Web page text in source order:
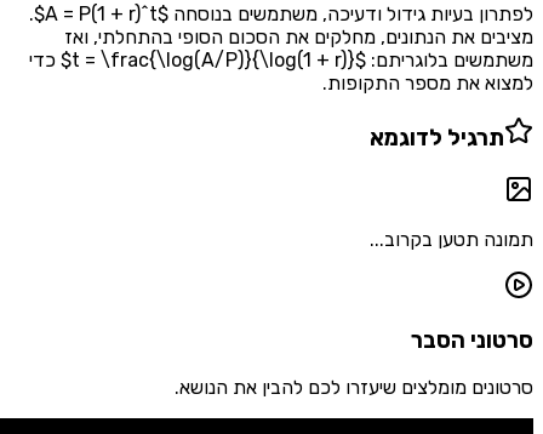
לפתרון בעיות גידול ודעיכה, משתמשים בנוסחה $A = P(1 + r)^t$.
את הנתונים, מחלקים את הסכום הסופי בהתחלתי, ואז
משתמשים בלוגריתם: $t = \frac{\log(A/P)}{\log(1 + r)}$ כדי
את מספר התקופות.
לדוגמא
תטען בקרוב...
הסבר
מומלצים שיעזרו לכם להבין את הנושא.